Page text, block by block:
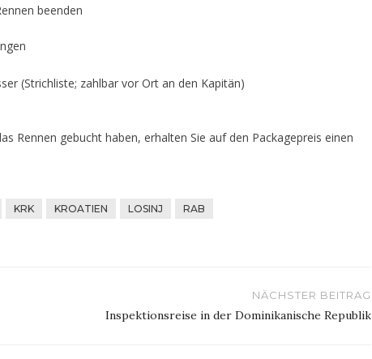
beenden
(Strichliste; zahlbar vor Ort an den Kapitän)
Rennen gebucht haben, erhalten Sie auf den Packagepreis einen
KRK KROATIEN LOSINJ RAB
NÄCHSTER BEITRAG
Inspektionsreise in der Dominikanische Republik